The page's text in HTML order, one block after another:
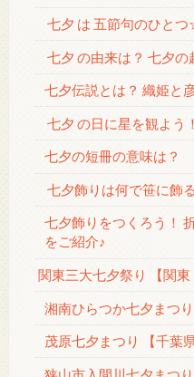
七夕 は 五節句のひと
七夕 の由来は？ 七夕の
七夕伝説とは？ 織姫と
七夕 の日に星を観よう
七夕の短冊の意味は？
七夕飾りは何で笹に飾
七夕飾りをつくろう！
をご紹介♪
関東三大七夕祭り 【関東
湘南ひらつか七夕まつ
茂原七夕まつり 【千葉